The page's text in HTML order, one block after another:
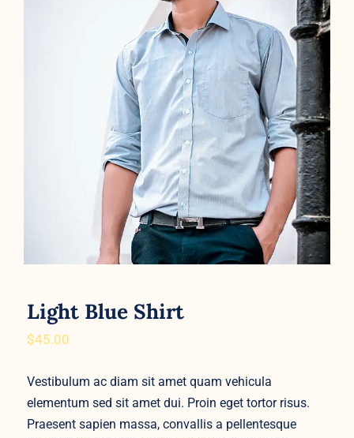
Light Blue Shirt
Light Blue Shirt
$45.00
Vestibulum ac diam sit amet quam vehicula
elementum sed sit amet dui. Proin eget tortor risus.
Praesent sapien massa, convallis a pellentesque